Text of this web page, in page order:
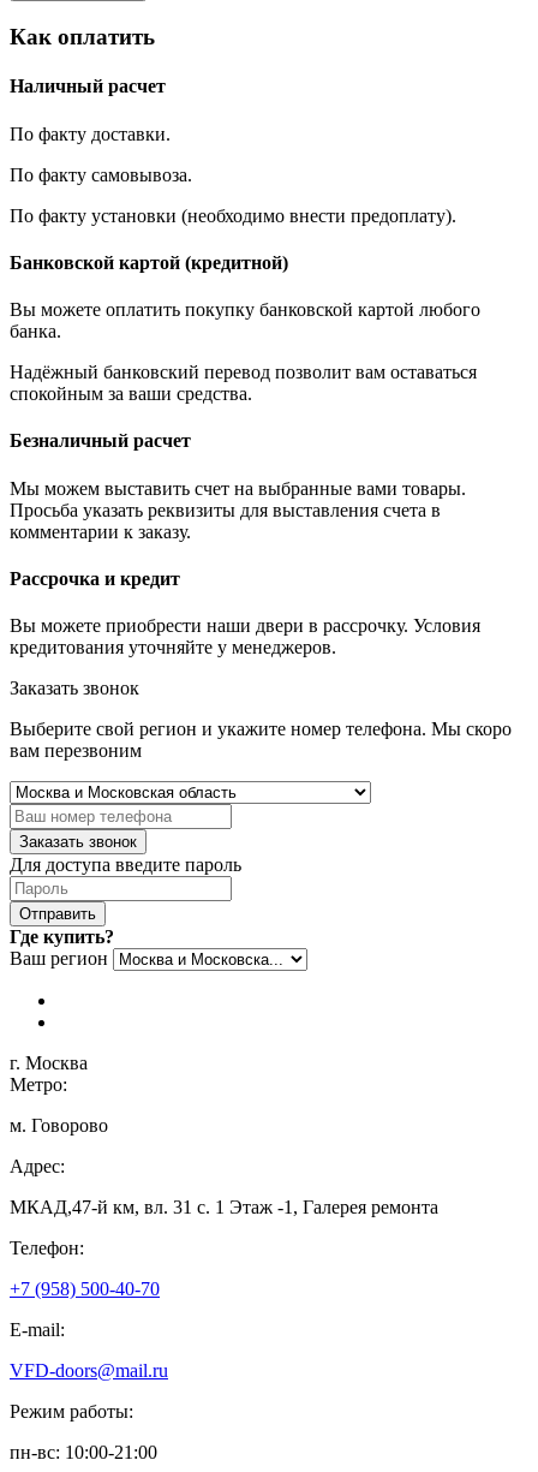
Как оплатить
Наличный расчет
По факту доставки.
По факту самовывоза.
По факту установки (необходимо внести предоплату).
Банковской картой (кредитной)
Вы можете оплатить покупку банковской картой любого
банка.
Надёжный банковский перевод позволит вам оставаться
спокойным за ваши средства.
Безналичный расчет
Мы можем выставить счет на выбранные вами товары.
Просьба указать реквизиты для выставления счета в
комментарии к заказу.
Рассрочка и кредит
Вы можете приобрести наши двери в рассрочку. Условия
кредитования уточняйте у менеджеров.
Заказать звонок
Выберите свой регион и укажите номер телефона. Мы скоро
вам перезвоним
Заказать звонок
Для доступа введите пароль
Отправить
Где купить?
Ваш регион
г. Москва
Метро:
м. Говорово
Адрес:
МКАД,47-й км, вл. 31 с. 1 Этаж -1, Галерея ремонта
Телефон:
+7 (958) 500-40-70
E-mail:
VFD-doors@mail.ru
Режим работы:
пн-вс: 10:00-21:00